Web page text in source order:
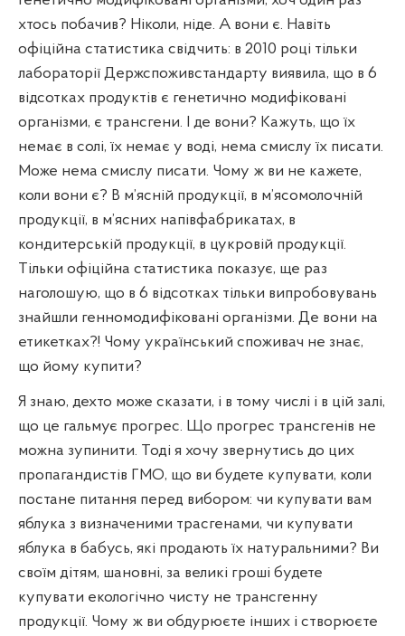
хтось побачив? Ніколи, ніде. А вони є. Навіть
офіційна статистика свідчить: в 2010 році тільки
лабораторії Держспоживстандарту виявила, що в 6
відсотках продуктів є генетично модифіковані
організми, є трансгени. І де вони? Кажуть, що їх
немає в солі, їх немає у воді, нема смислу їх писати.
Може нема смислу писати. Чому ж ви не кажете,
коли вони є? В м’ясній продукції, в м’ясомолочній
продукції, в м’ясних напівфабрикатах, в
кондитерській продукції, в цукровій продукції.
Тільки офіційна статистика показує, ще раз
наголошую, що в 6 відсотках тільки випробовувань
знайшли генномодифіковані організми. Де вони на
етикетках?! Чому український споживач не знає,
що йому купити?
Я знаю, дехто може сказати, і в тому числі і в цій залі,
що це гальмує прогрес. Що прогрес трансгенів не
можна зупинити. Тоді я хочу звернутись до цих
пропагандистів ГМО, що ви будете купувати, коли
постане питання перед вибором: чи купувати вам
яблука з визначеними трасгенами, чи купувати
яблука в бабусь, які продають їх натуральними? Ви
своїм дітям, шановні, за великі гроші будете
купувати екологічно чисту не трансгенну
продукції. Чому ж ви обдурюєте інших і створюєте